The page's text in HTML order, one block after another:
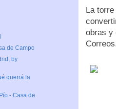
La
obras y
de Campo
by
querrá la
- Casa de